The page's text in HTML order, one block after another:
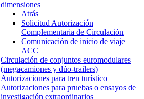
dimensiones
Atrás
Solicitud Autorización
Complementaria de Circulación
Comunicación de inicio de viaje
ACC
Circulación de conjuntos euromodulares
(megacamiones y dúo-trailers)
Autorizaciones para tren turístico
Autorizaciones para pruebas o ensayos de
investigación extraordinarios